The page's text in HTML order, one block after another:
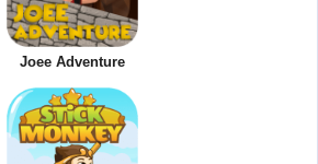
Joee Adventure